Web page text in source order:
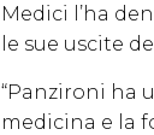
Medici l’ha
le sue uscite
“Panzironi ha
medicina e la